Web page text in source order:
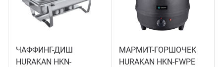
ЧАФФИНГ-ДИШ
HURAKAN HKN-
МАРМИТ-ГОРШОЧЕК
HURAKAN HKN-FWPE